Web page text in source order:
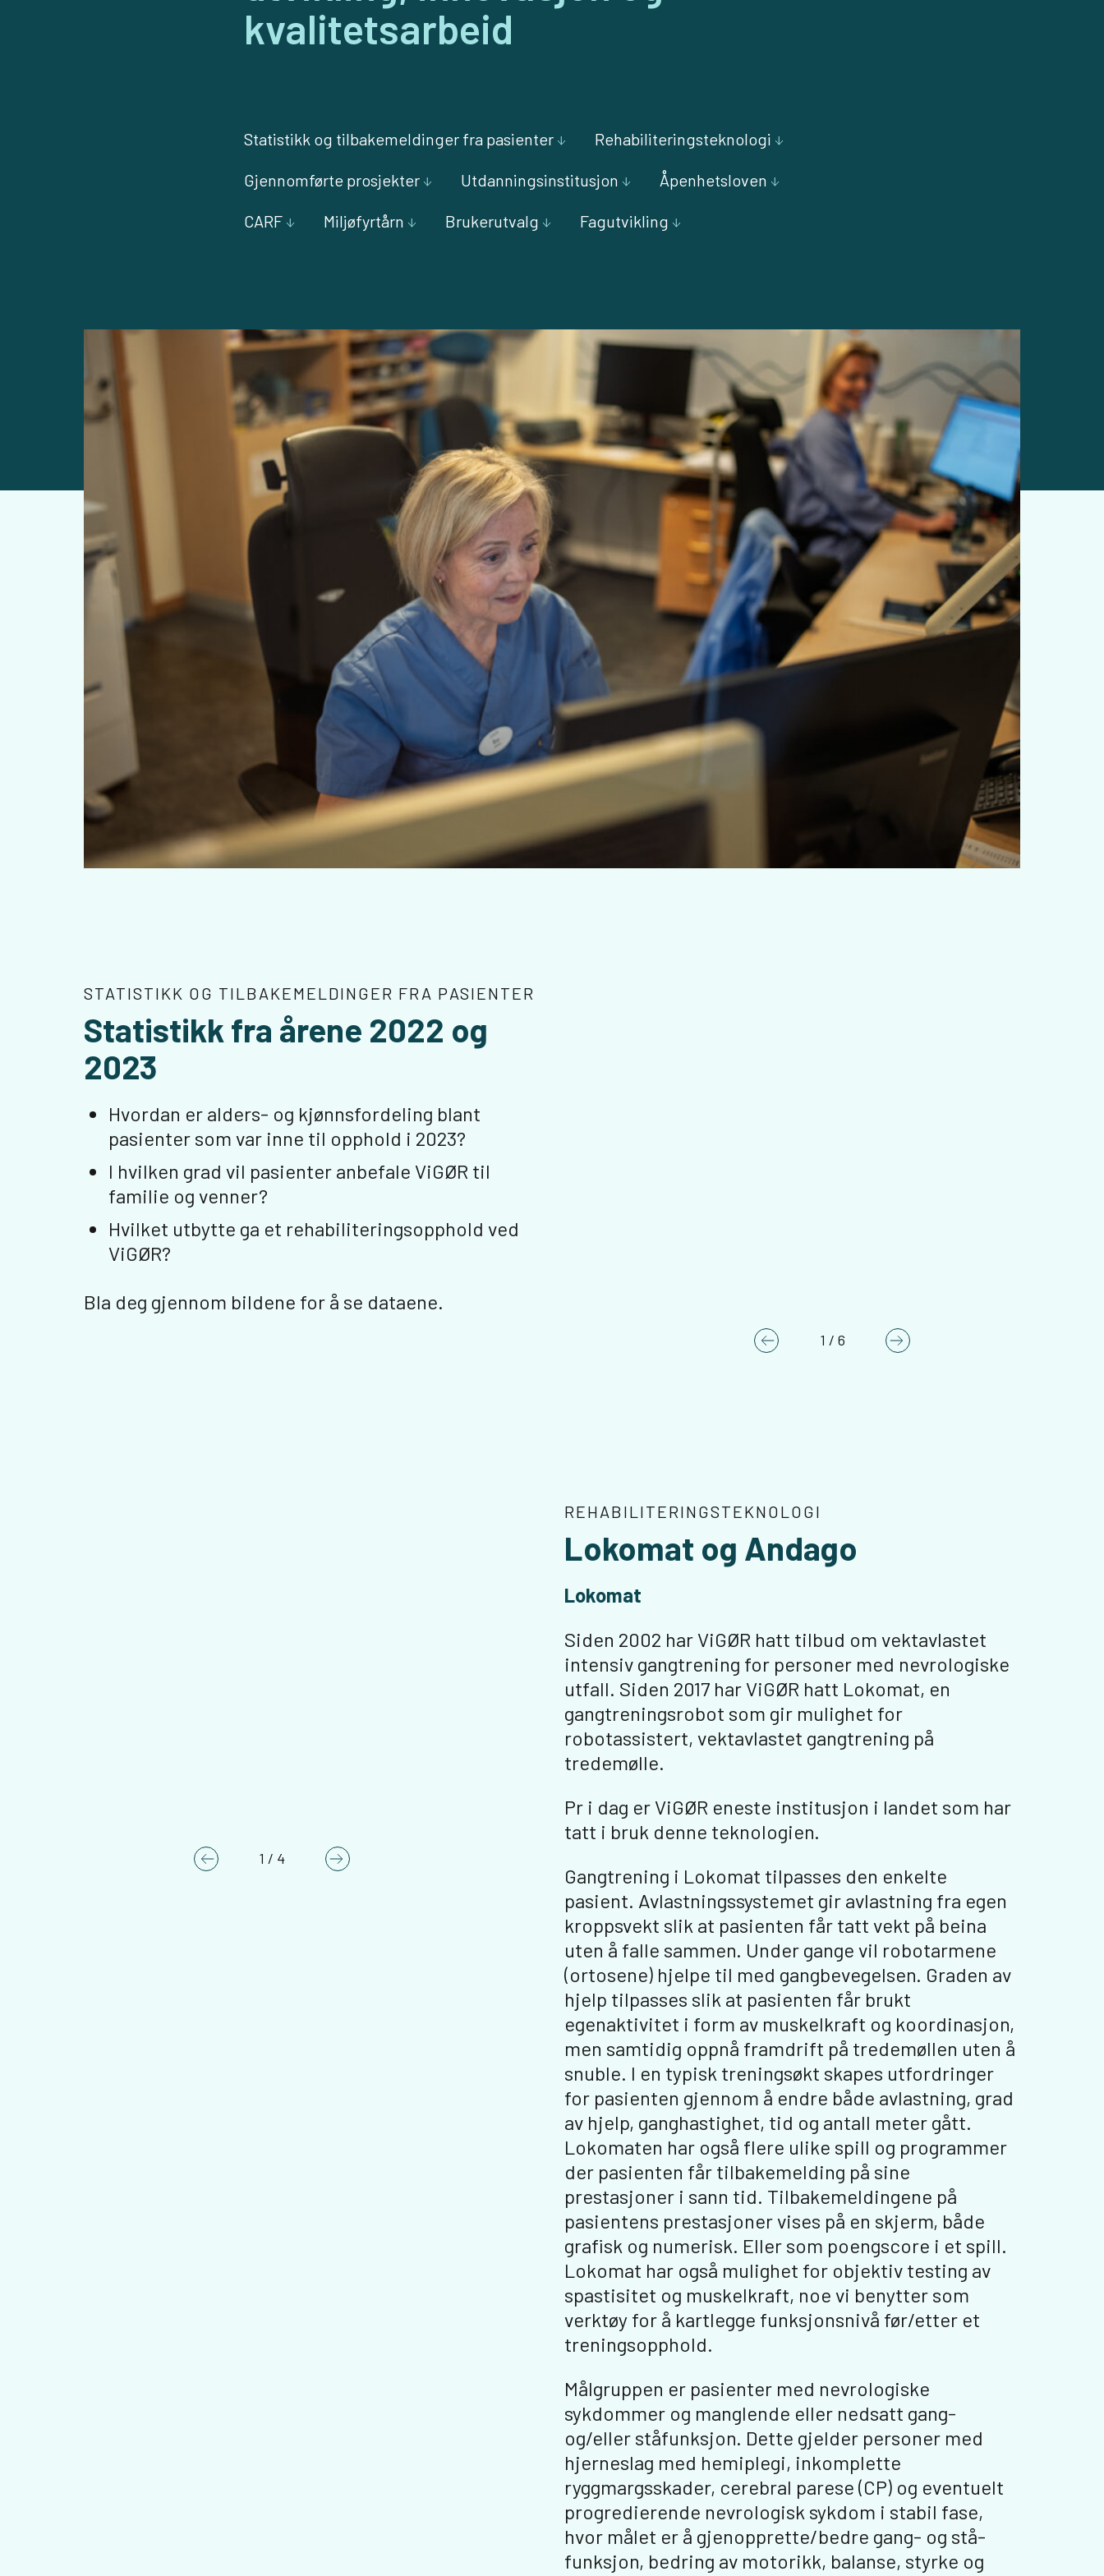
kvalitetsarbeid
Statistikk og tilbakemeldinger fra pasienter Rehabiliteringsteknologi
Gjennomførte prosjekter Utdanningsinstitusjon Åpenhetsloven
CARF Miljøfyrtårn Brukerutvalg Fagutvikling
STATISTIKK OG TILBAKEMELDINGER FRA PASIENTER
Statistikk fra årene 2022 og
2023
Hvordan er alders- og kjønnsfordeling blant
pasienter som var inne til opphold i 2023?
I hvilken grad vil pasienter anbefale ViGØR til
familie og venner?
Hvilket utbytte ga et rehabiliteringsopphold ved
ViGØR?
Bla deg gjennom bildene for å se dataene.
Previous
1 / 6 Next
REHABILITERINGSTEKNOLOGI
Lokomat og Andago
Lokomat
Siden 2002 har ViGØR hatt tilbud om vektavlastet
intensiv gangtrening for personer med nevrologiske
utfall. Siden 2017 har ViGØR hatt Lokomat, en
gangtreningsrobot som gir mulighet for
robotassistert, vektavlastet gangtrening på
tredemølle.
Pr i dag er ViGØR eneste institusjon i landet som har
tatt i bruk denne teknologien.
Gangtrening i Lokomat tilpasses den enkelte
pasient. Avlastningssystemet gir avlastning fra egen
kroppsvekt slik at pasienten får tatt vekt på beina
uten å falle sammen. Under gange vil robotarmene
(ortosene) hjelpe til med gangbevegelsen. Graden av
hjelp tilpasses slik at pasienten får brukt
egenaktivitet i form av muskelkraft og koordinasjon,
men samtidig oppnå framdrift på tredemøllen uten å
snuble. I en typisk treningsøkt skapes utfordringer
for pasienten gjennom å endre både avlastning, grad
av hjelp, ganghastighet, tid og antall meter gått.
Lokomaten har også flere ulike spill og programmer
der pasienten får tilbakemelding på sine
prestasjoner i sann tid. Tilbakemeldingene på
pasientens prestasjoner vises på en skjerm, både
grafisk og numerisk. Eller som poengscore i et spill.
Lokomat har også mulighet for objektiv testing av
spastisitet og muskelkraft, noe vi benytter som
verktøy for å kartlegge funksjonsnivå før/etter et
treningsopphold.
Målgruppen er pasienter med nevrologiske
sykdommer og manglende eller nedsatt gang-
og/eller ståfunksjon. Dette gjelder personer med
hjerneslag med hemiplegi, inkomplette
ryggmargsskader, cerebral parese (CP) og eventuelt
progredierende nevrologisk sykdom i stabil fase,
hvor målet er å gjenopprette/bedre gang- og stå-
funksjon, bedring av motorikk, balanse, styrke og
Previous
1 / 4 Next